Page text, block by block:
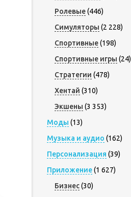
Ролевые(446)
Симуляторы (2 228)
Спортивные(198)
Спортивные игры (24)
Стратегии (478)
Хентай (310)
Экшены (3 353)
Моды (13)
Музыка и аудио (162)
Персонализация (39)
Приложение(1 627)
Бизнес(30)